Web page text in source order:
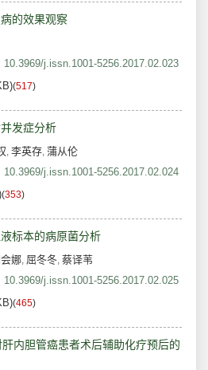
的效果观察
10.3969/j.issn.1001-5256.2017.02.023
(517)
发症分析
, 李英存, 蒲从伦
10.3969/j.issn.1001-5256.2017.02.024
(353)
标本的病原菌分析
娜, 屈冬冬, 蔡译苇
10.3969/j.issn.1001-5256.2017.02.025
(465)
内胆管癌患者术后辅助化疗预后的